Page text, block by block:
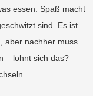
essen. Spaß macht
sind. Es ist
aber nachher muss
– lohnt sich das?